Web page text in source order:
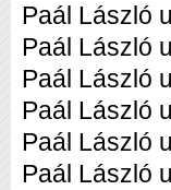
Paál László
Paál László
Paál László
Paál László
Paál László
Paál László